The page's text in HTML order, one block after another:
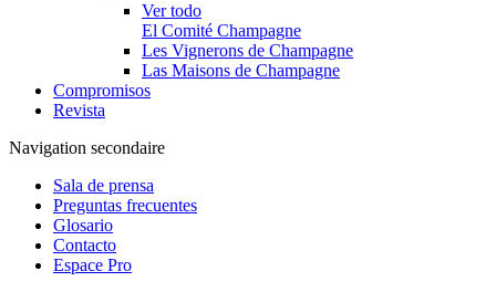
Ver todo
El Comité Champagne
Les Vignerons de Champagne
Las Maisons de Champagne
Compromisos
Revista
Navigation secondaire
Sala de prensa
Preguntas frecuentes
Glosario
Contacto
Espace Pro